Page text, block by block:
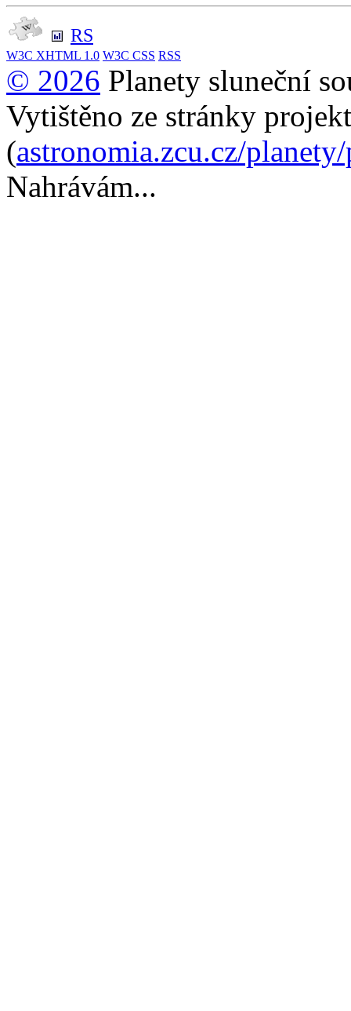
RS
W3C XHTML 1.0 W3C CSS RSS
© 2026 Planety sluneční
Vytištěno ze stránky
(astronomia.zcu.cz/
Nahrávám...